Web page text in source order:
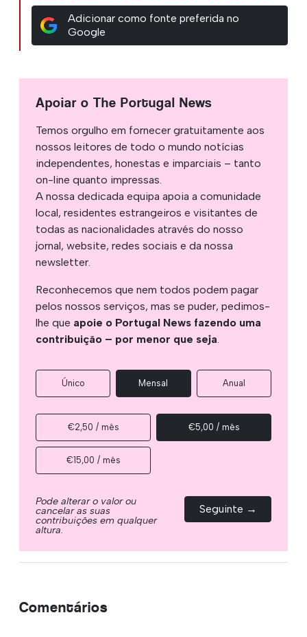
Adicionar como fonte preferida no
Google
Apoiar o The Portugal News
Temos orgulho em fornecer gratuitamente aos
nossos leitores de todo o mundo notícias
independentes, honestas e imparciais – tanto
on-line quanto impressas.
A nossa dedicada equipa apoia a comunidade
local, residentes estrangeiros e visitantes de
todas as nacionalidades através do nosso
jornal, website, redes sociais e da nossa
newsletter.
Reconhecemos que nem todos podem pagar
pelos nossos serviços, mas se puder, pedimos-
lhe que apoie o Portugal News fazendo uma
contribuição – por menor que seja.
Único Mensal Anual
€2,50 / mês €5,00 / mês
€15,00 / mês
Pode alterar o valor ou
cancelar as suas
contribuições em qualquer
altura.
Seguinte →
Comentários